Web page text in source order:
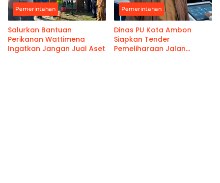
Pemerintahan
Salurkan Bantuan
Perikanan Wattimena
Ingatkan Jangan Jual Aset
Pemerintahan
Dinas PU Kota Ambon
Siapkan Tender
Pemeliharaan Jalan